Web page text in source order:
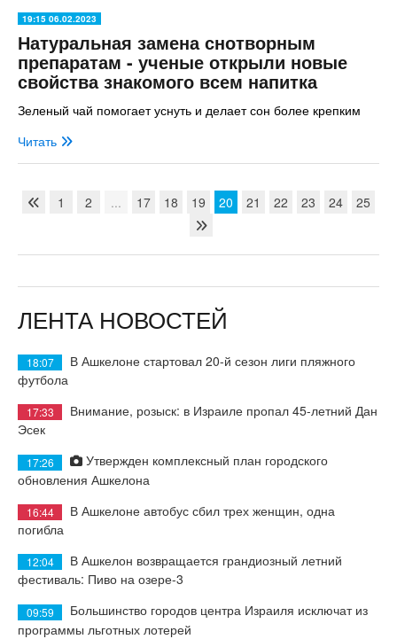
19:15 06.02.2023
Натуральная замена снотворным
препаратам - ученые открыли новые
свойства знакомого всем напитка
Зеленый чай помогает уснуть и делает сон более крепким
Читать
1 2 ... 17 18 19 20 21 22 23 24 25
ЛЕНТА НОВОСТЕЙ
18:07
В Ашкелоне стартовал 20-й сезон лиги пляжного
футбола
17:33
Внимание, розыск: в Израиле пропал 45-летний Дан
Эсек
17:26
Утвержден комплексный план городского
обновления Ашкелона
16:44
В Ашкелоне автобус сбил трех женщин, одна
погибла
12:04
В Ашкелон возвращается грандиозный летний
фестиваль: Пиво на озере-3
09:59
Большинство городов центра Израиля исключат из
программы льготных лотерей